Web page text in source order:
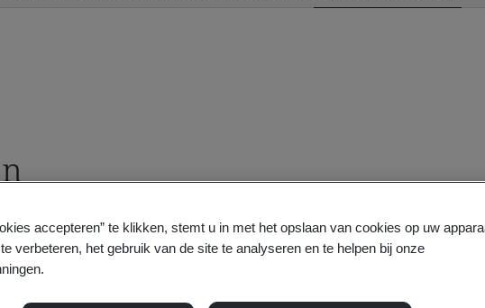
mensen te beschermen, kunt u hun volledige
van de organisatie stimuleren.
accepteren” te klikken, stemt u in met het opslaan van cookies op uw
verbeteren, het gebruik van de site te analyseren en te helpen bij onze